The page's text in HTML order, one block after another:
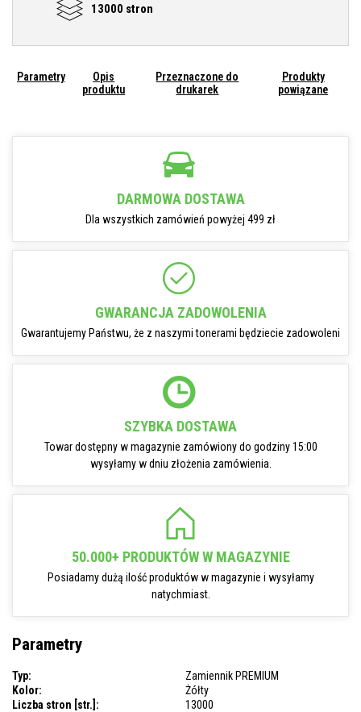
13000 stron
Parametry
Opis
produktu
Przeznaczone do
drukarek
Produkty
powiązane
DARMOWA DOSTAWA
Dla wszystkich zamówień powyżej 499 zł
GWARANCJA ZADOWOLENIA
Gwarantujemy Państwu, że z naszymi tonerami będziecie zadowoleni
SZYBKA DOSTAWA
Towar dostępny w magazynie zamówiony do godziny 15:00
wysyłamy w dniu złożenia zamówienia.
50.000+ PRODUKTÓW W MAGAZYNIE
Posiadamy dużą ilość produktów w magazynie i wysyłamy
natychmiast.
Parametry
Typ:
Zamiennik PREMIUM
Kolor:
Żółty
Liczba stron [str.]:
13000